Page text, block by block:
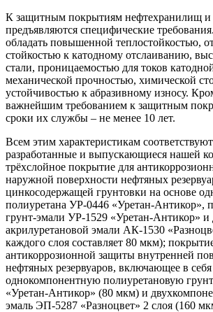
К защитным покрытиям нефтехранилищ и
предъявляются специфические
обладать повышенной теплостойкостью,
стойкостью к катодному отслаиванию,
стали, проницаемостью для токов
механической прочностью, химической
устойчивостью к абразивному износу.
важнейшим требованием к защитным
сроки их службы – не менее 10 лет.
Всем этим характеристикам
разработанные и выпускающиеся нашей
трёхслойное покрытие для
наружной поверхности нефтяных
цинкосодержащей грунтовки на основе
полиуретана УР-0446 «Уретан-Антикор»,
грунт-эмали УР-1529 «Уретан-Антикор» и
акрилуретановой эмали АК-1530
каждого слоя составляет 80 мкм);
антикоррозионной защиты внутренней
нефтяных резервуаров, включающее в
однокомпонентную полиуретановую
«Уретан-Антикор» (80 мкм) и
эмаль ЭП-5287 «Разноцвет» 2 слоя (160